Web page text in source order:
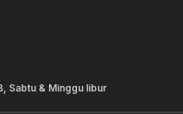
Sabtu & Minggu libur